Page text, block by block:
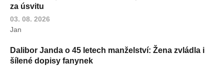
za úsvitu
03. 08. 2026
Jan
Dalibor Janda o 45 letech manželství: Žena zvládla i
šílené dopisy fanynek